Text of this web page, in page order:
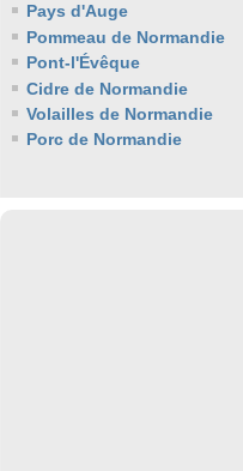
Pays d'Auge
Pommeau de Normandie
Pont-l'Évêque
Cidre de Normandie
Volailles de Normandie
Porc de Normandie